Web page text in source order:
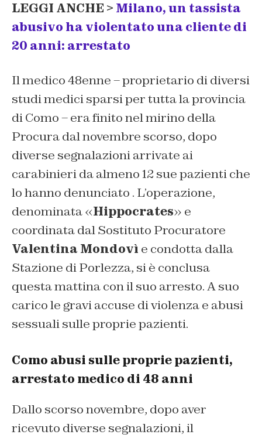
LEGGI ANCHE > Milano, un tassista
abusivo ha violentato una cliente di
20 anni: arrestato
Il medico 48enne – proprietario di diversi
studi medici sparsi per tutta la provincia
di Como – era finito nel mirino della
Procura dal novembre scorso, dopo
diverse segnalazioni arrivate ai
carabinieri da almeno 12 sue pazienti che
lo hanno denunciato . L’operazione,
denominata «Hippocrates» e
coordinata dal Sostituto Procuratore
Valentina Mondovì e condotta dalla
Stazione di Porlezza, si è conclusa
questa mattina con il suo arresto. A suo
carico le gravi accuse di violenza e abusi
sessuali sulle proprie pazienti.
Como abusi sulle proprie pazienti,
arrestato medico di 48 anni
Dallo scorso novembre, dopo aver
ricevuto diverse segnalazioni, il